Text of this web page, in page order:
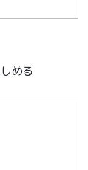
める